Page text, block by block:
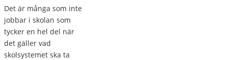
Det är många som inte
jobbar i skolan som
tycker en hel del när
det gäller vad
skolsystemet ska ta